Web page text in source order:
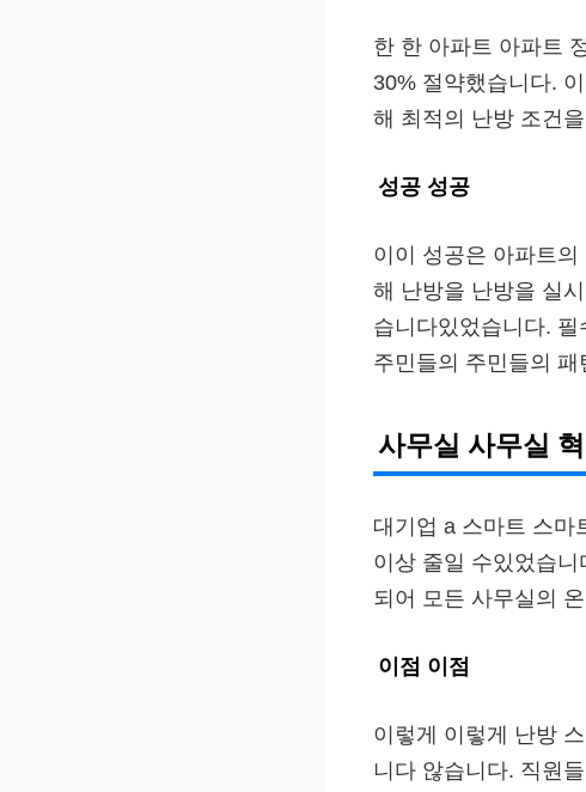
한 한 아파트 아파트
30% 절약했습니다.
해 최적의 난방 조건
성공 성공
이이 성공은 아파트
해 난방을 난방을 실
습니다있었습니다.
주민들의 주민들의
사무실 사무실
대기업 a 스마트 스마
이상 줄일 수있었습
되어 모든 사무실의
이점 이점
이렇게 이렇게 난방
니다 않습니다. 직원